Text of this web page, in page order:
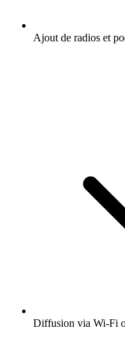
Ajout de radios et
Diffusion via Wi-Fi